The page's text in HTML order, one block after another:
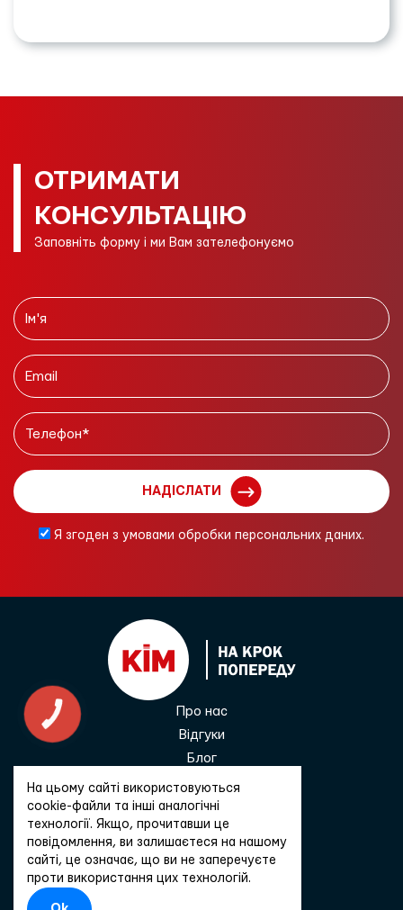
ОТРИМАТИ
КОНСУЛЬТАЦІЮ
Заповніть форму і ми Вам зателефонуємо
НАДІСЛАТИ
Я згоден з умовами обробки персональних даних.
Про нас
Відгуки
Блог
Контакти
0 800 33 68 45
Зв'язатися
На цьому сайті використовуються
cookie-файли та інші аналогічні
технології. Якщо, прочитавши це
повідомлення, ви залишаєтеся на нашому
сайті, це означає, що ви не заперечуєте
проти використання цих технологій.
КНОПКА
ЗВ'ЯЗКУ